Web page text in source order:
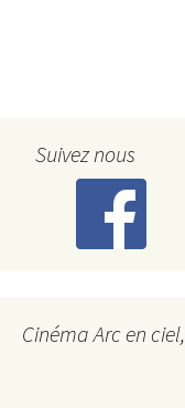
Suivez nous
Cinéma Arc en